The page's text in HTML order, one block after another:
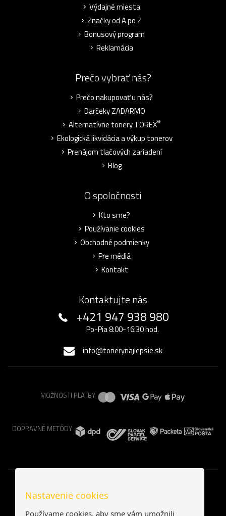
Výdajné miesta
Značky od A po Z
Bonusový program
Reklamácia
Prečo vybrať nás?
Prečo nakupovať u nás?
Darčeky ZADARMO
Alternatívne tonery TOREX®
Ekologická likvidácia a výkup tonerov
Prenájom tlačových zariadení
Blog
O spoločnosti
Kto sme?
Používanie cookies
Obchodné podmienky
Pre médiá
Kontakt
Kontaktujte nás
+421 947 938 980
Po-Pia 8:00-16:30 hod.
info@tonerynajlepsie.sk
MOŽNOSTI PLATBY
DOPRAVNÉ METÓDY
Nastavenie cookies
Používame cookies, aby sme vám umožnili